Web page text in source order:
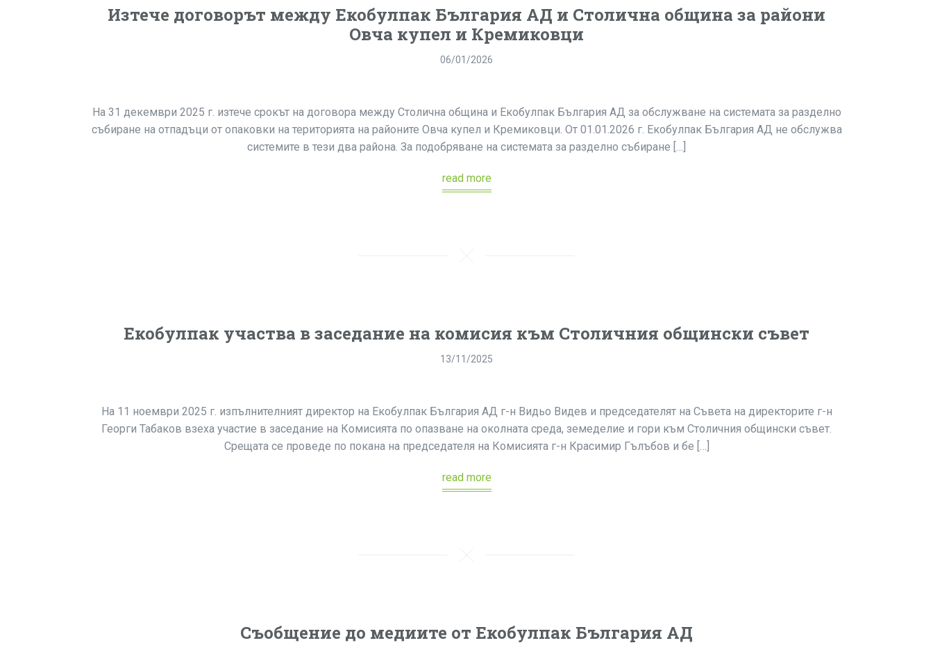
Изтече договорът между Екобулпак България АД и Столична община за райони
Овча купел и Кремиковци
06/01/2026
На 31 декември 2025 г. изтече срокът на договора между Столична община и Екобулпак България АД за обслужване на системата за разделно
събиране на отпадъци от опаковки на територията на районите Овча купел и Кремиковци. От 01.01.2026 г. Екобулпак България АД не обслужва
системите в тези два района. За подобряване на системата за разделно събиране […]
read more
Екобулпак участва в заседание на комисия към Столичния общински съвет
13/11/2025
На 11 ноември 2025 г. изпълнителният директор на Екобулпак България АД г-н Видьо Видев и председателят на Съвета на директорите г-н
Георги Табаков взеха участие в заседание на Комисията по опазване на околната среда, земеделие и гори към Столичния общински съвет.
Срещата се проведе по покана на председателя на Комисията г-н Красимир Гълъбов и бе […]
read more
Съобщение до медиите от Екобулпак България АД